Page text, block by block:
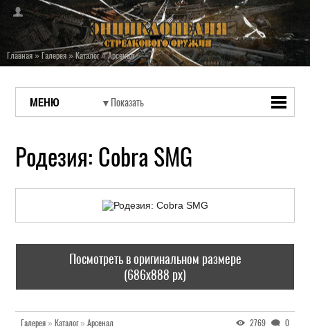
Главная»Галерея»Каталог»Арсенал
МЕНЮ
Родезия: Cobra SMG
Посмотреть в оригинальном размере
(686x888 px)
Галерея » Каталог» Арсенал 2769 0